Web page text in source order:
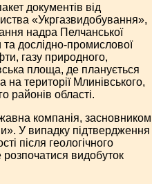
документів від
«Укргазвидобування»,
надра Пелчанської
та дослідно-промислової
газу природного,
площа, де планується
території Млинівського,
районів області.
компанія, засновником
У випадку підтвердження
після геологічного
видобуток